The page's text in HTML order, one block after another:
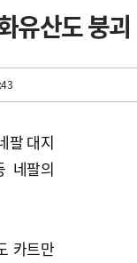
유산도 붕괴
팔 대지
네팔의
카트만